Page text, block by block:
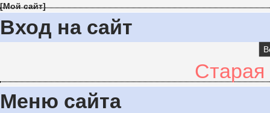
[Мой сайт]
Вход на сайт
Меню сайта